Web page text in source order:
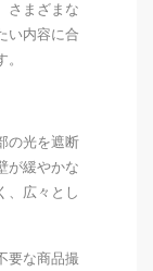
さまざまな
い内容に合
の光を遮断
が緩やかな
、広々とし
要な商品撮